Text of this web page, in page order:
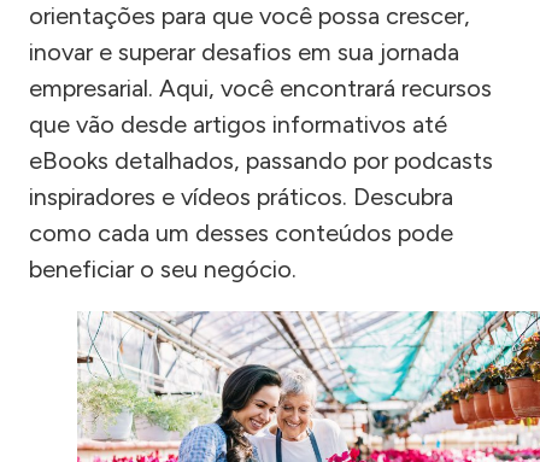
orientações para que você possa crescer,
inovar e superar desafios em sua jornada
empresarial. Aqui, você encontrará recursos
que vão desde artigos informativos até
eBooks detalhados, passando por podcasts
inspiradores e vídeos práticos. Descubra
como cada um desses conteúdos pode
beneficiar o seu negócio.